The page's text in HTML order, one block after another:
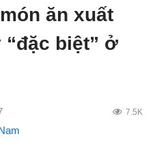
ăn xuất
biệt” ở
7.5K